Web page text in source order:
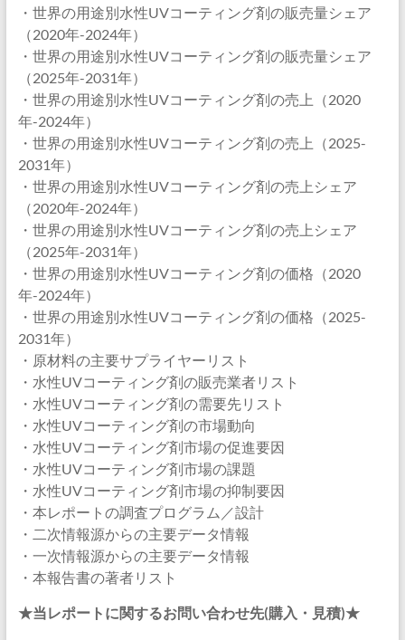
・世界の用途別水性UVコーティング剤の販売量シェア
（2020年-2024年）
・世界の用途別水性UVコーティング剤の販売量シェア
（2025年-2031年）
・世界の用途別水性UVコーティング剤の売上（2020
年-2024年）
・世界の用途別水性UVコーティング剤の売上（2025-
2031年）
・世界の用途別水性UVコーティング剤の売上シェア
（2020年-2024年）
・世界の用途別水性UVコーティング剤の売上シェア
（2025年-2031年）
・世界の用途別水性UVコーティング剤の価格（2020
年-2024年）
・世界の用途別水性UVコーティング剤の価格（2025-
2031年）
・原材料の主要サプライヤーリスト
・水性UVコーティング剤の販売業者リスト
・水性UVコーティング剤の需要先リスト
・水性UVコーティング剤の市場動向
・水性UVコーティング剤市場の促進要因
・水性UVコーティング剤市場の課題
・水性UVコーティング剤市場の抑制要因
・本レポートの調査プログラム／設計
・二次情報源からの主要データ情報
・一次情報源からの主要データ情報
・本報告書の著者リスト
★当レポートに関するお問い合わせ先(購入・見積)★